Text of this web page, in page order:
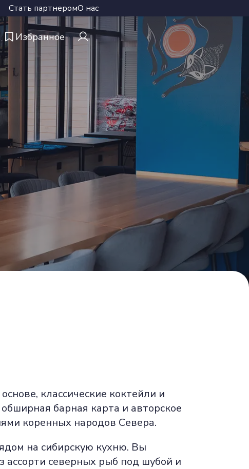
Стать партнеромО нас
Избранное
классические коктейли и
барная карта и авторское
коренных народов Севера.
на сибирскую кухню. Вы
ассорти северных рыб под шубой и